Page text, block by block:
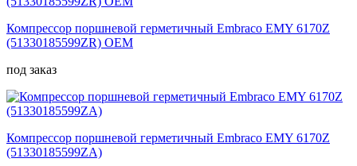
Компрессор поршневой герметичный Embraco EMY 6170Z
(51330185599ZR) OEM
под заказ
Компрессор поршневой герметичный Embraco EMY 6170Z
(51330185599ZA)